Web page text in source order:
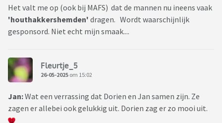
Het valt me op (ook bij MAFS) dat de mannen nu ineens vaak
'houthakkershemden' dragen. Wordt waarschijnlijk
gesponsord. Niet echt mijn smaak....
Fleurtje_5
26-05-2025 om 15:02
Jan:Wat een verrassing dat Dorien en Jan samen zijn. Ze
zagen er allebei ook gelukkig uit. Dorien zag er zo mooi uit.